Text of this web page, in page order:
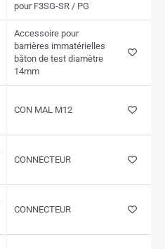
pour F3SG-SR / PG
Accessoire pour
barrières immatérielles
bâton de test diamètre
14mm
CON MAL M12
CONNECTEUR
CONNECTEUR